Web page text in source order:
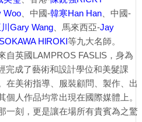
Woo 、中國-韓寒Han Han 、中國-
Gary Wang 、馬來西亞-Jay
HlROKI等九大名師。
自英國LAMPROS FASLlS，身為
完成了藝術和設計學位和美髮課
在美術指導、服裝顧問、製作、出
個人作品均常出現在國際媒體上。
一刻，更是讓在場所有貴賓為之驚